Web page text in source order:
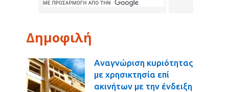
Δημοφιλή
Αναγνώριση κυριότητας
με χρησικτησία επί
ακινήτων με την ένδειξη